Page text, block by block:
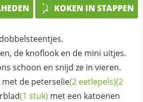
KOKEN IN STAPPEN
de knoflook en de mini uitjes.
schoon en snijd ze in vieren.
met de peterselie(2 eetlepels)(2
(1 stuk) met een katoenen